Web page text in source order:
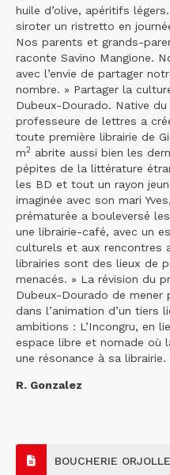
huile d’olive, apéritifs
siroter un ristretto en
Nos parents et grands-
raconte Savino Mangione.
avec l’envie de partager
nombre. » Partager la
Dubeux-Dourado. Native
professeure de lettres a
toute première librairie de
m2 abrite aussi bien les
pépites de la littérature
les BD et tout un rayon
imaginée avec son mari
prématurée a bouleversé
une librairie-café, avec un
culturels et aux rencontres
librairies sont des lieux de
menacés. » La révision du
Dubeux-Dourado de
dans l’animation d’un tiers
ambitions : L’Incongru, en
espace libre et nomade
une résonance à sa librairie.
R. Gonzalez
BOUCHERIE